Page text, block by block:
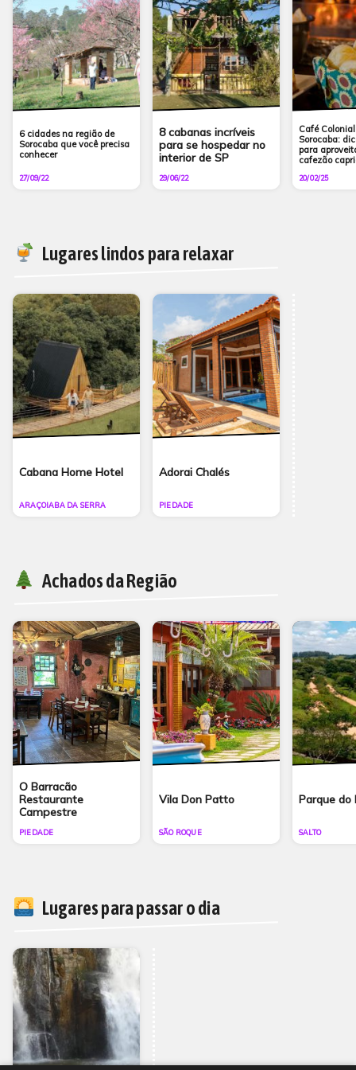
6 cidades na região de
Sorocaba que você precisa
conhecer
27/09/22
8 cabanas incríveis
para se hospedar no
interior de SP
29/06/22
Café
Sorocaba:
para
cafezão
20/02/25
Lugares lindos para relaxar
Cabana Home Hotel
ARAÇOIABA DA SERRA
Adorai Chalés
PIEDADE
Achados da Região
O Barracão
Restaurante
Campestre
PIEDADE
Vila Don Patto
SÃO ROQUE
Parque do
SALTO
Lugares para passar o dia